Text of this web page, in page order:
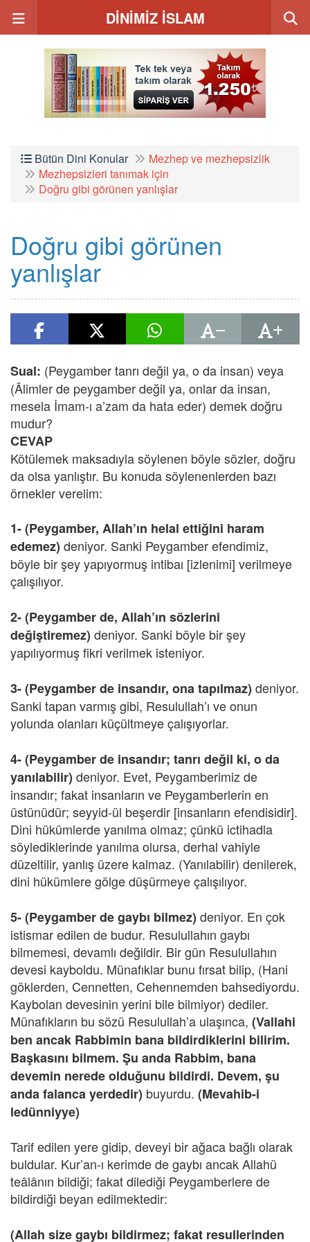
DİNİMİZ İSLAM
Bütün Dini Konular
Mezhep ve mezhepsizlik
Mezhepsizleri tanımak için
Doğru gibi görünen yanlışlar
Doğru gibi görünen
yanlışlar
Sual: (Peygamber tanrı değil ya, o da insan) veya
(Âlimler de peygamber değil ya, onlar da insan,
mesela İmam-ı a’zam da hata eder) demek doğru
mudur?
CEVAP
Kötülemek maksadıyla söylenen böyle sözler, doğru
da olsa yanlıştır. Bu konuda söylenenlerden bazı
örnekler verelim:
1- (Peygamber, Allah’ın helal ettiğini haram
edemez) deniyor. Sanki Peygamber efendimiz,
böyle bir şey yapıyormuş intibaı [izlenimi] verilmeye
çalışılıyor.
2- (Peygamber de, Allah’ın sözlerini
değiştiremez) deniyor. Sanki böyle bir şey
yapılıyormuş fikri verilmek isteniyor.
3- (Peygamber de insandır, ona tapılmaz) deniyor.
Sanki tapan varmış gibi, Resulullah’ı ve onun
yolunda olanları küçültmeye çalışıyorlar.
4- (Peygamber de insandır; tanrı değil ki, o da
yanılabilir) deniyor. Evet, Peygamberimiz de
insandır; fakat insanların ve Peygamberlerin en
üstünüdür; seyyid-ül beşerdir [insanların efendisidir].
Dini hükümlerde yanılma olmaz; çünkü ictihadla
söylediklerinde yanılma olursa, derhal vahiyle
düzeltilir, yanlış üzere kalmaz. (Yanılabilir) denilerek,
dini hükümlere gölge düşürmeye çalışılıyor.
5- (Peygamber de gaybı bilmez) deniyor. En çok
istismar edilen de budur. Resulullahın gaybı
bilmemesi, devamlı değildir. Bir gün Resulullahın
devesi kayboldu. Münafıklar bunu fırsat bilip, (Hani
göklerden, Cennetten, Cehennemden bahsediyordu.
Kaybolan devesinin yerini bile bilmiyor) dediler.
Münafıkların bu sözü Resulullah’a ulaşınca, (Vallahi
ben ancak Rabbimin bana bildirdiklerini bilirim.
Başkasını bilmem. Şu anda Rabbim, bana
devemin nerede olduğunu bildirdi. Devem, şu
anda falanca yerdedir) buyurdu. (Mevahib-i
ledünniyye)
Tarif edilen yere gidip, deveyi bir ağaca bağlı olarak
buldular. Kur’an-ı kerimde de gaybı ancak Allahü
teâlânın bildiği; fakat dilediği Peygamberlere de
bildirdiği beyan edilmektedir:
(Allah size gaybı bildirmez; fakat resullerinden